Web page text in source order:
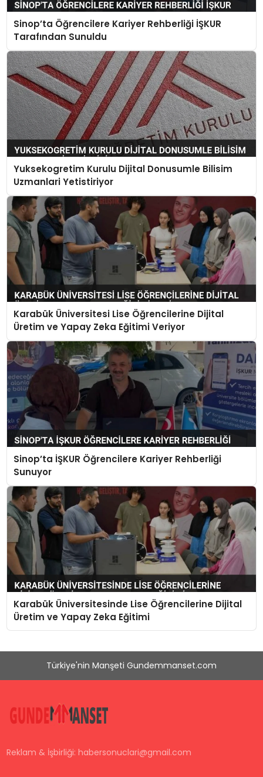
Sinop’ta Öğrencilere Kariyer Rehberliği İŞKUR
Tarafından Sunuldu
Yuksekogretim Kurulu Dijital Donusumle Bilisim
Uzmanlari Yetistiriyor
Karabük Üniversitesi Lise Öğrencilerine Dijital
Üretim ve Yapay Zeka Eğitimi Veriyor
Sinop’ta İŞKUR Öğrencilere Kariyer Rehberliği
Sunuyor
Karabük Üniversitesinde Lise Öğrencilerine Dijital
Üretim ve Yapay Zeka Eğitimi
Türkiye'nin Manşeti Gundemmanset.com
Reklam & İşbirliği:habersonuclari@gmail.com